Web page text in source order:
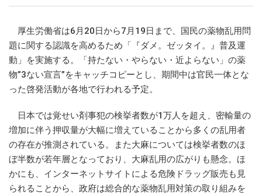
厚生労働省は6月20日から7月19日まで、国民の薬物乱用問
題に関する認識を高めるため「『ダメ。ゼッタイ。』普及運
動」を実施する。「持たない・やらない・近よらない」の薬
物”3ない宣言”をキャッチコピーとし、期間中は官民一体とな
った啓発活動が各地で行われる予定。
日本では覚せい剤事犯の検挙者数が1万人を超え、密輸量の
増加に伴う押収量が大幅に増えていることから多くの乱用者
の存在が推測されている。また大麻については検挙者数のほ
ぼ半数が若年層となっており、大麻乱用の広がりも懸念。ほ
かにも、インターネットサイトによる危険ドラッグ販売も見
られることから、政府は総合的な薬物乱用対策の取り組みを